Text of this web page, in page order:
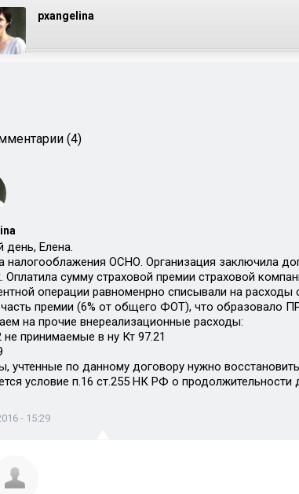
pxangelina
(4)
Елена.
налогооблажения ОСНО. Организация заключила
Оплатила сумму страховой премии страховой
операции равноменрно списывали на
премии (6% от общего ФОТ), что образовало
на прочие внереализационные расходы:
не принимаемые в ну Кт 97.21
учтенные по данному договору нужно
условие п.16 ст.255 НК РФ о
- 15:29